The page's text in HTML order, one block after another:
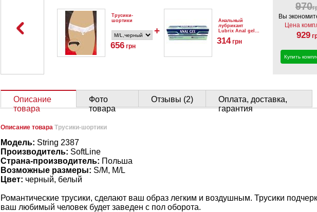
Трусики-
шортики
656грн
+
Анальный
лубрикант
Lubrix Anal gel,
314грн
970
Вы
Цена
929
Купить
Описание
товара
Фото
товара
Отзывы (2)
Оплата, доставка,
гарантия
Описание товара Трусики-шортики
Модель: String 2387
Производитель: SoftLine
Страна-производитель: Польша
Возможные размеры: S/M, M/L
Цвет: черный, белый
Романтические трусики, сделают ваш образ легким и воздушным. Трусики
ваш любимый человек будет заведен с пол оборота.